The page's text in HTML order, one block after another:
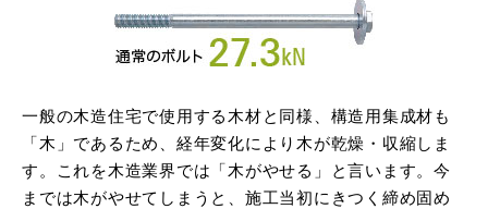
一般の木造住宅で使用する木材と同様、構造用集成材も
「木」であるため、経年変化により木が乾燥・収縮しま
す。これを木造業界では「木がやせる」と言います。今
までは木がやせてしまうと、施工当初にきつく締め固め